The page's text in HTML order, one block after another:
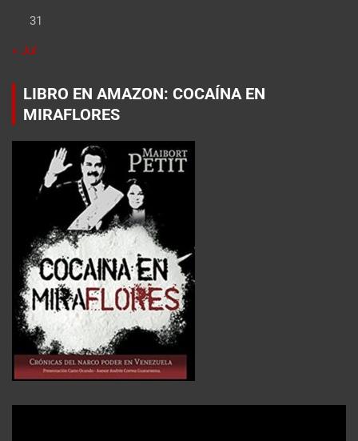
31
« Jul
LIBRO EN AMAZON: COCAÍNA EN
MIRAFLORES